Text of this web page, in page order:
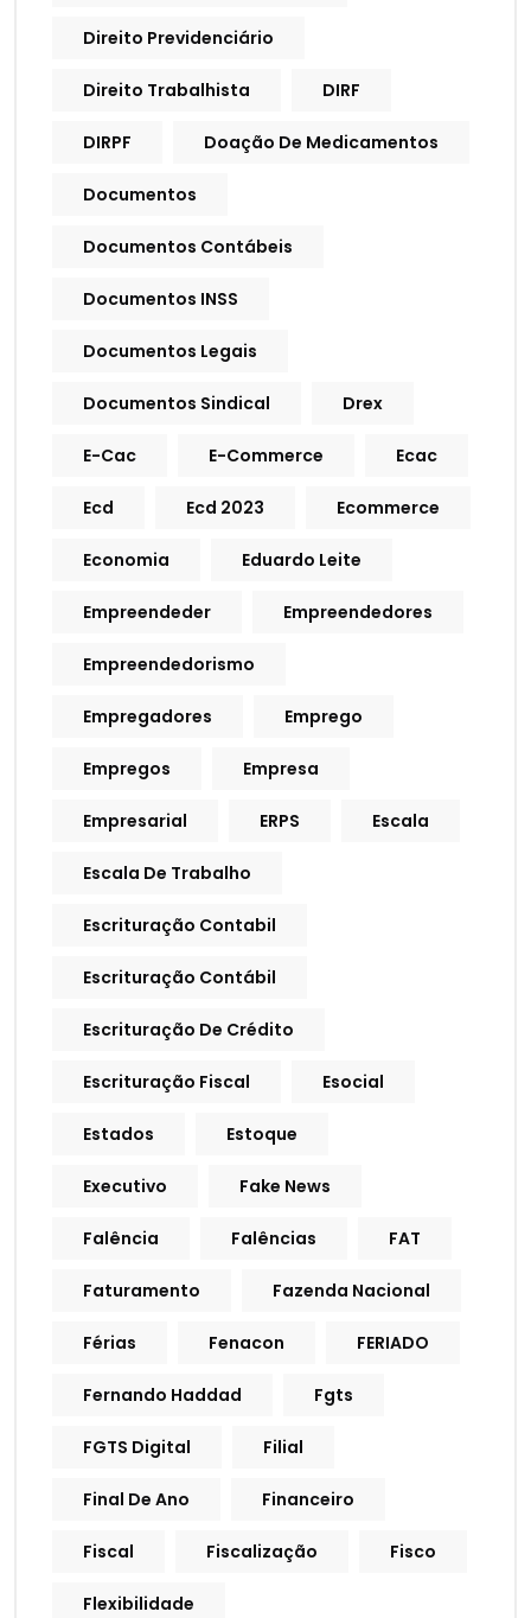
Direito Previdenciário
Direito Trabalhista DIRF
DIRPF Doação De Medicamentos
Documentos
Documentos Contábeis
Documentos INSS
Documentos Legais
Documentos Sindical Drex
E-Cac E-Commerce Ecac
Ecd Ecd 2023 Ecommerce
Economia Eduardo Leite
Empreendeder Empreendedores
Empreendedorismo
Empregadores Emprego
Empregos Empresa
Empresarial ERPS Escala
Escala De Trabalho
Escrituração Contabil
Escrituração Contábil
Escrituração De Crédito
Escrituração Fiscal Esocial
Estados Estoque
Executivo Fake News
Falência Falências FAT
Faturamento Fazenda Nacional
Férias Fenacon FERIADO
Fernando Haddad Fgts
FGTS Digital Filial
Final De Ano Financeiro
Fiscal Fiscalização Fisco
Flexibilidade